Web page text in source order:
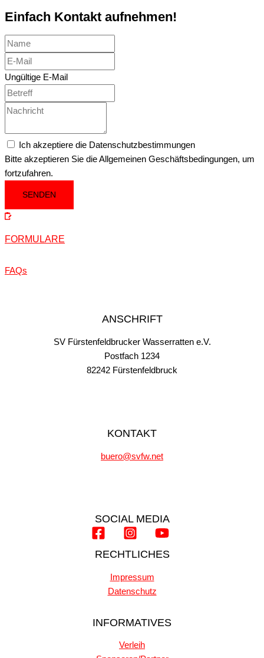
Einfach Kontakt aufnehmen!
Ungültige E-Mail
Ich akzeptiere die Datenschutzbestimmungen
Bitte akzeptieren Sie die Allgemeinen Geschäftsbedingungen, um
fortzufahren.
SENDEN
FORMULARE
FAQs
ANSCHRIFT
SV Fürstenfeldbrucker Wasserratten e.V.
Postfach 1234
82242 Fürstenfeldbruck
KONTAKT
buero@svfw.net
SOCIAL MEDIA
RECHTLICHES
Impressum
Datenschutz
INFORMATIVES
Verleih